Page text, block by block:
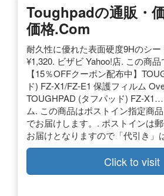
Toughpadの通販・
価格.com
耐久性に優れた表面硬度9Hのシ
¥1,320. ビザビ Yahoo!店. この商
【15％OFFクーポン配布中】
ド) FZ-X1/FZ-E1 保護フィルム
TOUGHPAD (タフパッド) FZ-
ム. この商品はポストイン指定商
でお届けします。. ポストインは
お届けとなりますので「代引き
Click to visit